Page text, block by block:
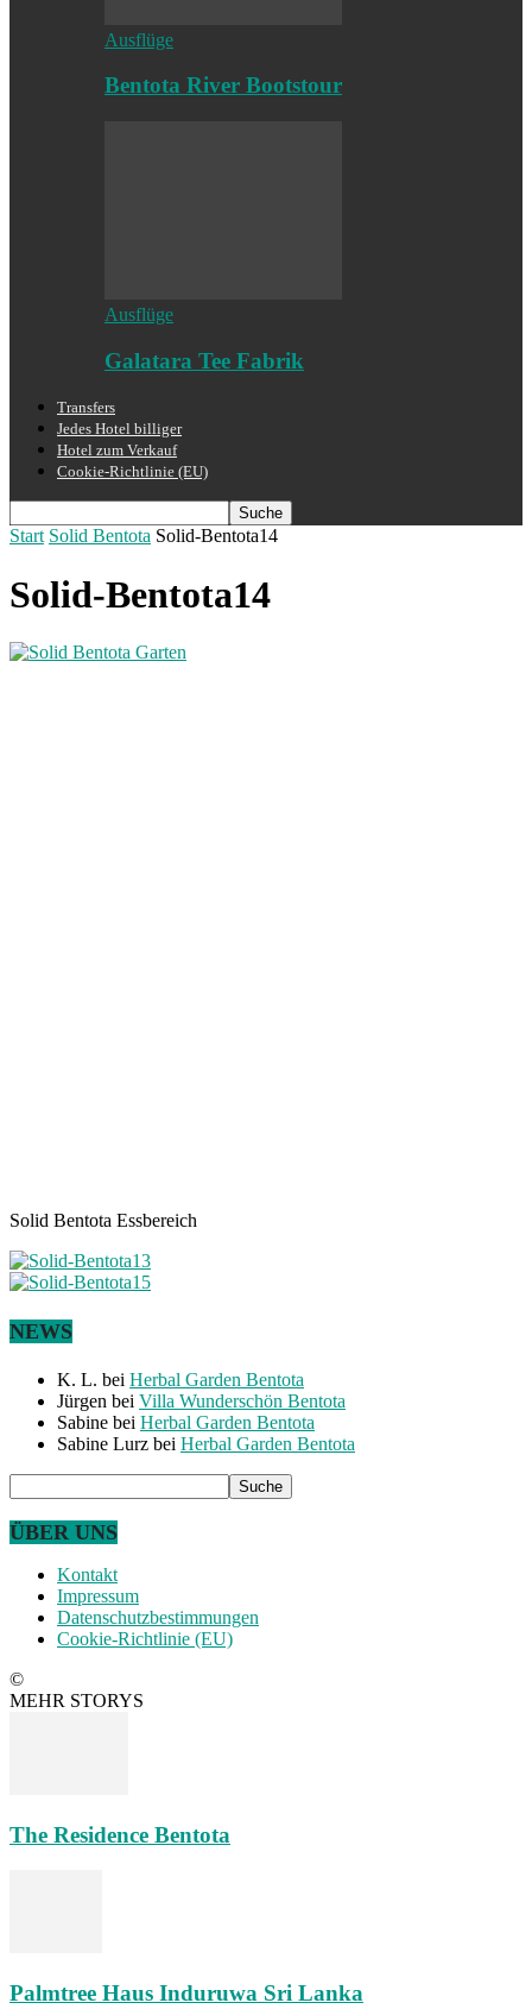
Ausflüge
Bentota River Bootstour
Ausflüge
Galatara Tee Fabrik
Transfers
Jedes Hotel billiger
Hotel zum Verkauf
Cookie-Richtlinie (EU)
Start Solid Bentota Solid-Bentota14
Solid-Bentota14
Solid Bentota Essbereich
NEWS
K. L. bei Herbal Garden Bentota
Jürgen bei Villa Wunderschön Bentota
Sabine bei Herbal Garden Bentota
Sabine Lurz bei Herbal Garden Bentota
ÜBER UNS
Kontakt
Impressum
Datenschutzbestimmungen
Cookie-Richtlinie (EU)
©
MEHR STORYS
The Residence Bentota
Palmtree Haus Induruwa Sri Lanka